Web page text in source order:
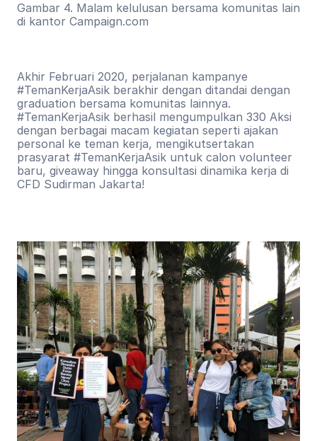
Gambar 4. Malam kelulusan bersama komunitas lain
di kantor Campaign.com
Akhir Februari 2020, perjalanan kampanye
#TemanKerjaAsik berakhir dengan ditandai dengan
graduation bersama komunitas lainnya.
#TemanKerjaAsik berhasil mengumpulkan 330 Aksi
dengan berbagai macam kegiatan seperti ajakan
personal ke teman kerja, mengikutsertakan
prasyarat #TemanKerjaAsik untuk calon volunteer
baru, giveaway hingga konsultasi dinamika kerja di
CFD Sudirman Jakarta!